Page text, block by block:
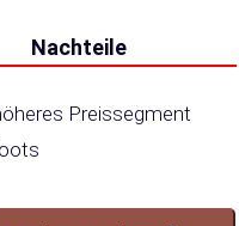
Nachteile
Preissegment